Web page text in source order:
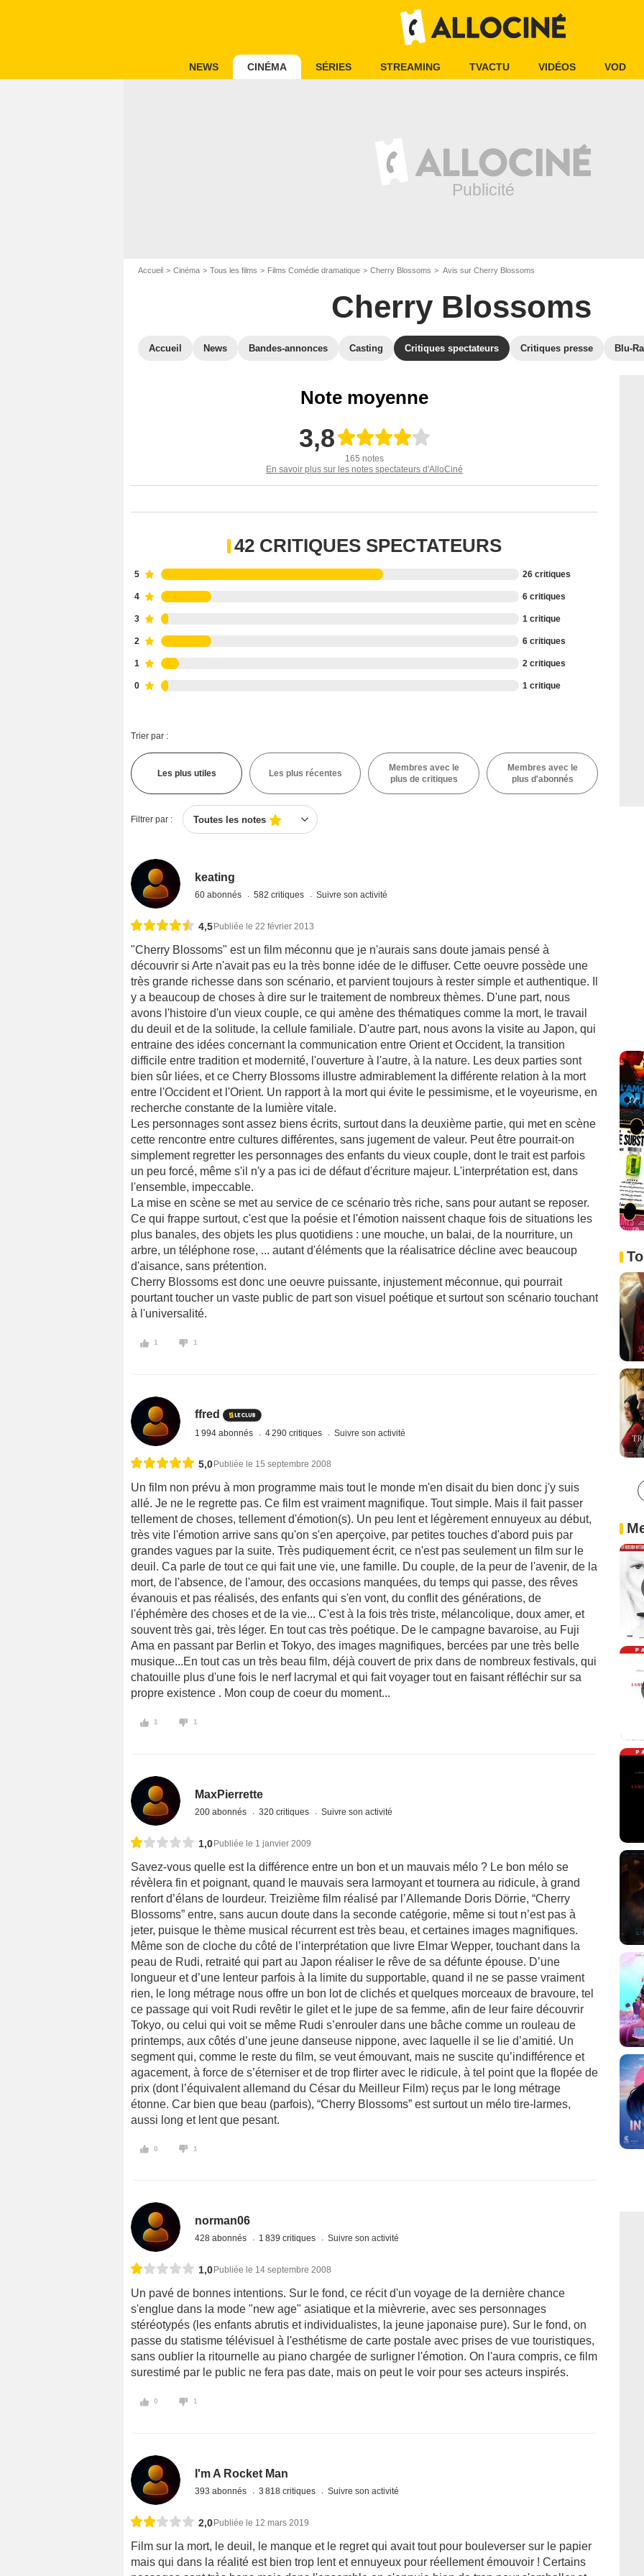
NEWS CINÉMA SÉRIES STREAMING TVACTU VIDÉOS VOD
Accueil Cinéma Tous les films Films Comédie dramatique Cherry Blossoms Avis sur Cherry Blossoms
Cherry Blossoms
Accueil News Bandes-annonces Casting Critiques spectateurs Critiques presse Blu-
Note moyenne
3,8
165 notes
En savoir plus sur les notes spectateurs d'AlloCiné
42 CRITIQUES SPECTATEURS
5 26 critiques
4 6 critiques
3 1 critique
2 6 critiques
1 2 critiques
0 1 critique
Trier par :
Les plus utiles Les plus récentes
Membres avec le
plus de critiques
Membres avec le
plus d'abonnés
Filtrer par : Toutes les notes
keating
60 abonnés 582 critiques Suivre son activité
4,5 Publiée le 22 février 2013
"Cherry Blossoms" est un film méconnu que je n'aurais sans doute jamais pensé à
découvrir si Arte n'avait pas eu la très bonne idée de le diffuser. Cette oeuvre possède une
très grande richesse dans son scénario, et parvient toujours à rester simple et authentique. Il
y a beaucoup de choses à dire sur le traitement de nombreux thèmes. D'une part, nous
avons l'histoire d'un vieux couple, ce qui amène des thématiques comme la mort, le travail
du deuil et de la solitude, la cellule familiale. D'autre part, nous avons la visite au Japon, qui
entraine des idées concernant la communication entre Orient et Occident, la transition
difficile entre tradition et modernité, l'ouverture à l'autre, à la nature. Les deux parties sont
bien sûr liées, et ce Cherry Blossoms illustre admirablement la différente relation à la mort
entre l'Occident et l'Orient. Un rapport à la mort qui évite le pessimisme, et le voyeurisme, en
recherche constante de la lumière vitale.
Les personnages sont assez biens écrits, surtout dans la deuxième partie, qui met en scène
cette rencontre entre cultures différentes, sans jugement de valeur. Peut être pourrait-on
simplement regretter les personnages des enfants du vieux couple, dont le trait est parfois
un peu forcé, même s'il n'y a pas ici de défaut d'écriture majeur. L'interprétation est, dans
l'ensemble, impeccable.
La mise en scène se met au service de ce scénario très riche, sans pour autant se reposer.
Ce qui frappe surtout, c'est que la poésie et l'émotion naissent chaque fois de situations les
plus banales, des objets les plus quotidiens : une mouche, un balai, de la nourriture, un
arbre, un téléphone rose, ... autant d'éléments que la réalisatrice décline avec beaucoup
d'aisance, sans prétention.
Cherry Blossoms est donc une oeuvre puissante, injustement méconnue, qui pourrait
pourtant toucher un vaste public de part son visuel poétique et surtout son scénario touchant
à l'universalité.
1 1
ffred
1 994 abonnés 4 290 critiques Suivre son activité
5,0Publiée le 15 septembre 2008
Un film non prévu à mon programme mais tout le monde m'en disait du bien donc j'y suis
allé. Je ne le regrette pas. Ce film est vraiment magnifique. Tout simple. Mais il fait passer
tellement de choses, tellement d'émotion(s). Un peu lent et légèrement ennuyeux au début,
très vite l'émotion arrive sans qu'on s'en aperçoive, par petites touches d'abord puis par
grandes vagues par la suite. Très pudiquement écrit, ce n'est pas seulement un film sur le
deuil. Ca parle de tout ce qui fait une vie, une famille. Du couple, de la peur de l'avenir, de la
mort, de l'absence, de l'amour, des occasions manquées, du temps qui passe, des rêves
évanouis et pas réalisés, des enfants qui s'en vont, du conflit des générations, de
l'éphémère des choses et de la vie... C'est à la fois très triste, mélancolique, doux amer, et
souvent très gai, très léger. En tout cas très poétique. De le campagne bavaroise, au Fuji
Ama en passant par Berlin et Tokyo, des images magnifiques, bercées par une très belle
musique...En tout cas un très beau film, déjà couvert de prix dans de nombreux festivals, qui
chatouille plus d'une fois le nerf lacrymal et qui fait voyager tout en faisant réfléchir sur sa
propre existence . Mon coup de coeur du moment...
1 1
MaxPierrette
200 abonnés 320 critiques Suivre son activité
1,0Publiée le 1 janvier 2009
Savez-vous quelle est la différence entre un bon et un mauvais mélo ? Le bon mélo se
révèlera fin et poignant, quand le mauvais sera larmoyant et tournera au ridicule, à grand
renfort d’élans de lourdeur. Treizième film réalisé par l’Allemande Doris Dörrie, “Cherry
Blossoms” entre, sans aucun doute dans la seconde catégorie, même si tout n’est pas à
jeter, puisque le thème musical récurrent est très beau, et certaines images magnifiques.
Même son de cloche du côté de l’interprétation que livre Elmar Wepper, touchant dans la
peau de Rudi, retraité qui part au Japon réaliser le rêve de sa défunte épouse. D’une
longueur et d’une lenteur parfois à la limite du supportable, quand il ne se passe vraiment
rien, le long métrage nous offre un bon lot de clichés et quelques morceaux de bravoure, tel
ce passage qui voit Rudi revêtir le gilet et le jupe de sa femme, afin de leur faire découvrir
Tokyo, ou celui qui voit se même Rudi s’enrouler dans une bâche comme un rouleau de
printemps, aux côtés d’une jeune danseuse nippone, avec laquelle il se lie d’amitié. Un
segment qui, comme le reste du film, se veut émouvant, mais ne suscite qu’indifférence et
agacement, à force de s’éterniser et de trop flirter avec le ridicule, à tel point que la flopée de
prix (dont l’équivalent allemand du César du Meilleur Film) reçus par le long métrage
étonne. Car bien que beau (parfois), “Cherry Blossoms” est surtout un mélo tire-larmes,
aussi long et lent que pesant.
0 1
norman06
428 abonnés 1 839 critiques Suivre son activité
1,0 Publiée le 14 septembre 2008
Un pavé de bonnes intentions. Sur le fond, ce récit d'un voyage de la dernière chance
s'englue dans la mode "new age" asiatique et la mièvrerie, avec ses personnages
stéréotypés (les enfants abrutis et individualistes, la jeune japonaise pure). Sur le fond, on
passe du statisme télévisuel à l'esthétisme de carte postale avec prises de vue touristiques,
sans oublier la ritournelle au piano chargée de surligner l'émotion. On l'aura compris, ce film
surestimé par le public ne fera pas date, mais on peut le voir pour ses acteurs inspirés.
0 1
I'm A Rocket Man
393 abonnés 3 818 critiques Suivre son activité
2,0 Publiée le 12 mars 2019
Film sur la mort, le deuil, le manque et le regret qui avait tout pour bouleverser sur le papier
mais qui dans la réalité est bien trop lent et ennuyeux pour réellement émouvoir ! Certains